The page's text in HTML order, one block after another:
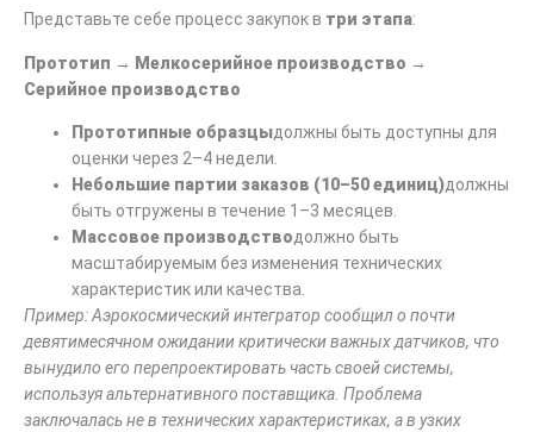
Представьте себе процесс закупок в три этапа:
Прототип → Мелкосерийное производство →
Серийное производство
Прототипные образцыдолжны быть доступны для
оценки через 2–4 недели.
Небольшие партии заказов (10–50 единиц)должны
быть отгружены в течение 1–3 месяцев.
Массовое производстводолжно быть
масштабируемым без изменения технических
характеристик или качества.
Пример: Аэрокосмический интегратор сообщил о почти
девятимесячном ожидании критически важных датчиков, что
вынудило его перепроектировать часть своей системы,
используя альтернативного поставщика. Проблема
заключалась не в технических характеристиках, а в узких